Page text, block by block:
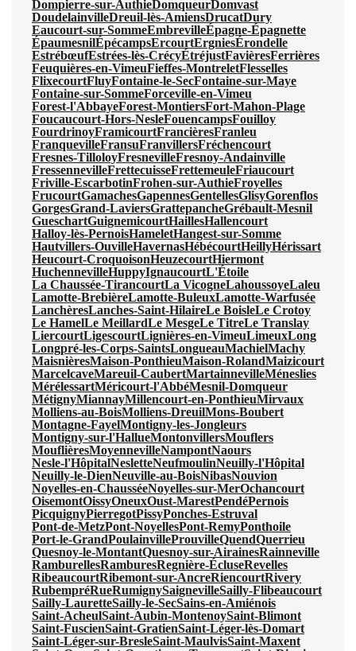
Dompierre-sur-AuthieDomqueurDomvast
DoudelainvilleDreuil-lès-AmiensDrucatDury
Eaucourt-sur-SommeEmbrevilleÉpagne-Épagnette
ÉpaumesnilÉpécampsErcourtErgniesÉrondelle
EstrébœufEstrées-lès-CrécyÉtréjustFavièresFerrières
Feuquières-en-VimeuFieffes-MontreletFlesselles
FlixecourtFluyFontaine-le-SecFontaine-sur-Maye
Fontaine-sur-SommeForceville-en-Vimeu
Forest-l'AbbayeForest-MontiersFort-Mahon-Plage
Foucaucourt-Hors-NesleFouencampsFouilloy
FourdrinoyFramicourtFrancièresFranleu
FranquevilleFransuFranvillersFréchencourt
Fresnes-TilloloyFresnevilleFresnoy-Andainville
FressennevilleFrettecuisseFrettemeuleFriaucourt
Friville-EscarbotinFrohen-sur-AuthieFroyelles
FrucourtGamachesGapennesGentellesGlisyGorenflos
GorgesGrand-LaviersGrattepancheGrébault-Mesnil
GueschartGuignemicourtHaillesHallencourt
Halloy-lès-PernoisHameletHangest-sur-Somme
Hautvillers-OuvilleHavernasHébécourtHeillyHérissart
Heucourt-CroquoisonHeuzecourtHiermont
HuchennevilleHuppyIgnaucourtL'Étoile
La Chaussée-TirancourtLa VicogneLahoussoyeLaleu
Lamotte-BrebièreLamotte-BuleuxLamotte-Warfusée
LanchèresLanches-Saint-HilaireLe BoisleLe Crotoy
Le HamelLe MeillardLe MesgeLe TitreLe Translay
LiercourtLigescourtLignières-en-VimeuLimeuxLong
Longpré-les-Corps-SaintsLongueauMachielMachy
MaisnièresMaison-PonthieuMaison-RolandMaizicourt
MarcelcaveMareuil-CaubertMartainnevilleMéneslies
MérélessartMéricourt-l'AbbéMesnil-Domqueur
MétignyMiannayMillencourt-en-PonthieuMirvaux
Molliens-au-BoisMolliens-DreuilMons-Boubert
Montagne-FayelMontigny-les-Jongleurs
Montigny-sur-l'HallueMontonvillersMouflers
MouflièresMoyennevilleNampontNaours
Nesle-l'HôpitalNesletteNeufmoulinNeuilly-l'Hôpital
Neuilly-le-DienNeuville-au-BoisNibasNouvion
Noyelles-en-ChausséeNoyelles-sur-MerOchancourt
OisemontOissyOneuxOust-MarestPendéPernois
PicquignyPierregotPissyPonches-Estruval
Pont-de-MetzPont-NoyellesPont-RemyPonthoile
Port-le-GrandPoulainvilleProuvilleQuendQuerrieu
Quesnoy-le-MontantQuesnoy-sur-AirainesRainneville
RamburellesRamburesRegnière-ÉcluseRevelles
RibeaucourtRibemont-sur-AncreRiencourtRivery
RubempréRueRumignySaignevilleSailly-Flibeaucourt
Sailly-LauretteSailly-le-SecSains-en-Amiénois
Saint-AcheulSaint-Aubin-MontenoySaint-Blimont
Saint-FuscienSaint-GratienSaint-Léger-lès-Domart
Saint-Léger-sur-BresleSaint-MaulvisSaint-Maxent